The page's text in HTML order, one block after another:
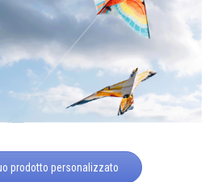
prodotto personalizzato